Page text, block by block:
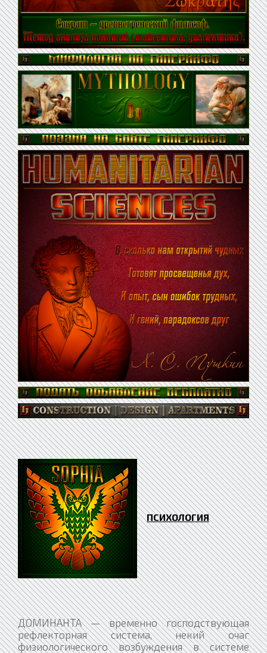
ПСИХОЛОГИЯ
ДОМИНАНТА — временно господствующая рефлекторная система, некий очаг физиологического возбуждения в системе нервной центральной, на который происходит переключение раздражителей, обычно индифферентных относительно этого очага. Обусловливает работу нервных центров в данный момент и тем самым придает поведению определенную направленность. Учение о доминанте создано А. А. Ухтомским. Доминанта включает в себя нервные центры, имеющие корковую локализацию, и субкортикальные компоненты, совместная работа коих находит свое выражение в вегетативной и гуморальной динамике. Как господствующий очаг возбуждения, доминанта суммирует и накапливает импульсы, текущие в систему нервную центральную, одновременно подавляя активность других центров.. Этим объясняется системный характер и целенаправленность поведения организма: будучи рефлекторным по типу, оно является активным, а не реактивным, Доминанта характерна повышенной возбудимостью, стойкостью возбуждения, суммативностью последовательно приходящих нервных импульсов, что является нейрофизиологической основой направленного поведения. Считая доминанту особым органом, Ухтомский утвердил понимание органа как системы функциональной, а не морфологически неизменного образования. Решающее значение он придавал принципу «истории системы», ритм функционирования коей воспроизводит ритм внешних воздействий. Благодаря этим воздействиям нервные ресурсы ткани в оптимальных условиях возрастают, а не истощаются. Общее направление развития системы нервной идет в сторону срочности сигнализации и управления. Она отражает предметы внешней среды в их пространственно-временном единстве благодаря нераздельности пространственно-временных параметров своей деятельности (концепция хронотопа, сложившаяся под влиянием теории относительности Эйнштейна). Особая человеческая доминанта, которую Ухтомский противопоставил индивидуалистическому мировоззрению, — «доминанта на лицо другого». ДОНЖУАНИЗМ — психотическое состояние мужчины, характерное его стремлением к постоянной смене партнерш и неспособностью видеть в отношениях между мужчиной и женщиной ничего, помимо плотского, сексуального аспекта. Соответственно психоаналитической трактовке, такой отказ от духовного общения с женщиной обусловлен неосознанным желанием отомстить всем женщинам за отсутствие душевной теплоты у собственной матери. Состояние получило название по имени Дон-Жуана, известного по произведениям П. Меримо, А. С. Пушкина, А. К. Толстого и пр. ДОСТОВЕРНОСТЬ — Одна из характеристик психодиагностических методик и тестов. Понятие достоверности близки к понятию валидности, но не вполне тождественно ему. ДРАЙВ — понятие, применяемое в психологии мотивации и в теории научения. Означает неосознаваемое внутреннее влечение общего характера, порожденное некоей органической потребностью. ДРАМАТИЗИРОВАНИЕ — процесс и механизм воплощения мыслей в образы зрительные. ДРУГОЙ ЗНАЧИМЫЙ — Человек, являющийся авторитетом для данного субъекта общения и деятельности. Понятие введено американским исследователем Г. С. Салливаном. Существующие определения личностной значимости распадаются на две основные парадигмы. Первая описывает значимость другого человека через изменения, произведенные им в данном индивиде; вторая ориентирована на соотнесение и определенное совпадение характеристик другого значимого и ценностно-потребностной сферы индивида. Если в рамках первой парадигмы индивид рассматривается как объект влияния другого значимого, то в рамках второй он — субъект взаимодействия с другим значимым. Личностная значимость обусловливается эмоциональной привлекательностью другого значимого (-> социометрия), его информативностью (-> авторитет; референтность), а также институциализованной ролью (-> роль). Средние показатели круга других значимых, называемого испытуемыми, колеблются в зависимости от выбранного исследователем критерия его определения (близкие люди; люди, сыгравшие особенно существенную роль в вашей жизни; уникальные, не похожие на других личности; и пр.). При этом в число других значимых могут включаться не только лица, составляющие актуальное окружение индивида, но и те, что давно утратили с ним контакт, иногда — даже литературные герои (-> субъектность отраженная). ДРУЖБА — вид устойчивых, индивидуально-избирательных отношений межличностных, характерный взаимной привязанностью участников, усилением процессов аффилиации, взаимными ожиданиями ответных чувств и предпочтительности. Развитие дружбы предполагает следование неписаному «кодексу», утверждающему необходимость взаимопонимания, взаимную откровенность и открытость, доверительность, активную взаимопомощь, взаимный интерес к делам и переживаниям другого, искренность и бескорыстие чувств. Серьезные нарушения «кодекса» ведут либо к прекращению дружбы, либо к поверхностным приятельским отношениям, либо даже к превращению дружбы в противоположность-вражду. Противопоставление дружбы, при всей ее интимности, деловым, служебным и другим отношениям — относительно. Дружба зависит от общности цели, интересов, идеалов, намерений; в ней необходимо проявляется единство ценностно-ориентационное. Богатство отношений дружбы определяется социальной ценностью деятельности, коей посвятили себя друзья, и тех идей и интересов, на коих основан их союз. Функции дружбы, закономерности ее развития и прочее существенно меняются на разных этапах жизни и обладают спецификой по полу. В силу того, что в дружбе очень большую роль играют эмоциональные переживания, ее формирование и развитие зависит от частоты контактов, от принадлежности к одной группе, от совместной деятельности. Если детская дружба, характерная эмоциональной привязанностью, основана прежде всего на совместной деятельности, то с возрастом формируется потребность в другом человеке как личности, основанная на развитии потребности осознать самого себя, соотнести свои переживания с переживаниями другого человека. На этой основе происходят усиленные поиски друга и появляется возможность его идеализации. Наибольшей интенсивности дружба достигает в периоды юности и ранней взрослости, когда отмечается исключительная значимость отношений с друзьями, большие частота встреч и объем совместно проводимого времени. При этом дружеские отношения характерны глубоким эмоциональным контактом. Поскольку потребность в интимности у девочек формируется быстрее, чем у мальчиков, девушки раньше переходят от детской дружбы к юношеской. Для взрослого человека основания для дружбы имеют более дифференцированный характер, ибо дружеские чувства могут локализоваться в любовных, семейных или родительских отношениях. Появление семьи и другие изменения при переходе к взрослости изменяют характер дружбы — дружеские отношения перестают быть уникальными, их значимость несколько снижается, меняются функции дружбы. Однако и на более поздних стадиях жизни дружба остается одним из важнейших факторов формирования личности и поддержания стабильности Я-концепции. Поскольку дружба — социальный феномен, анализ ее средствами только психологии недостаточен. Дружба изучается социологией, философией, этнографией и другими науками. ДУАЛИЗМ — 1. Концепция, утверждающая сосуществование двух равноправных начал. 2. В психологии — подход дуалистический. ДУГА РЕФЛЕКТОРНАЯ: СХЕМА -> принцип дуги рефлекторной духовность — с позиций материализма — индивидуальная выраженность в системе мотивов личности двух фундаментальных потребностей: 1) идеальная потребность познания; 2) социальная потребность жить и действовать «для других». Под духовностью преимущественно подразумевается первая из этих потребностей, а вторая — под душевностью. С категорией духовности соотносится потребность познания — мира, себя, смысла и назначения своей жизни. Человек духовен постольку, поскольку задумывается над этими вопросами и стремится получить на них ответ. Объективная полезность духовной деятельности человека диалектически сочетается с субъективным бескорыстием, где награда — удовольствие, доставляемое процессом познания внешнего мира, и удовлетворение от выполненного долга; наказание — угрызения совести и чувство вины. Эта относительная независимость деятельности познавательной от прагматических целей, а альтруистических деяний — от немедленного социального одобрения делает духовность важнейшим фактором развития цивилизации, открытия новых норм общественной жизни, соответственных изменившимся условиям существования. Л. Н. Толстой считал лучшим из людей того, кто живет преимущественно своими мыслями и чужими чувствами, худшим — человека, эгоистически ориентированного на себя, подчиняющего свои суждения не истине, а выгоде. Формирование духовных потребностей личности — важнейшая задача воспитания. ДУША — понятие, отражающее исторически изменявшиеся воззрения на психику человека и животных; в религии, идеалистической философии и психологии душа — нематериальное, независимое от тела животворящее и познающее начало. В эллинской философии существование души не подвергалось сомнению. Вообще во времена античности обозначились различные мнения о душе — ее «материальности» и «идеальности». Специальный трактат, посвященный душе, принадлежит Аристотелю и является первым известным собственно психологическим трудом. В нем были систематизированы известные идеи о душе, выдвинуты и обоснованы несколько важных положений. Здесь душа определяется как сущность живого тела — особый орган, посредством коего тело чувствует и мыслит. В целом душа смертна вместе с телом, но часть ее, соответственная абстрактному, теоретическому мышлению, бессмертна. С позиций материализма, появление понятия души связано с анимистическими представлениями первобытного человека, примитивно-материалистически истолковывавшего сон, обморок, смерть и пр. Сновидения воспринимались как впечатления души, покидающей тело и обретающей независимое существование. Дальнейшее развитие представлений о душе происходило в контексте истории психологии и выражалось в столкновении идеалистических и материалистических учений о психике. Впервые положение о неотделимости души от тела выдвинул Аристотель, со